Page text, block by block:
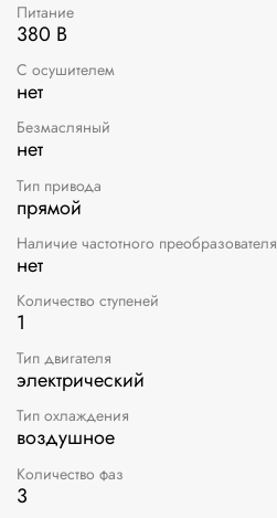
Питание
380 В
С осушителем
нет
Безмасляный
нет
Тип привода
прямой
Наличие частотного преобразователя
нет
Количество ступеней
1
Тип двигателя
электрический
Тип охлаждения
воздушное
Количество фаз
3